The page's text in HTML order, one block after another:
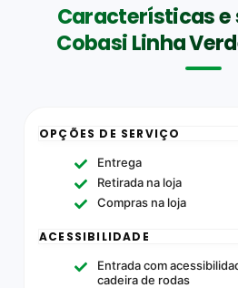
Características e
Cobasi Linha
OPÇÕES DE SERVIÇO
Entrega
Retirada na loja
Compras na loja
ACESSIBILIDADE
Entrada com
cadeira de rodas